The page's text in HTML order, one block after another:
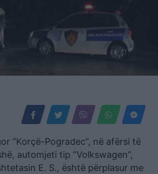
“Korçë-Pogradec”, në afërsi të
automjeti tip “Volkswagen”,
E. S., është përplasur me